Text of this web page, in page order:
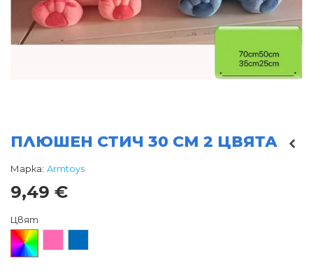
ПЛЮШЕН СТИЧ 30 СМ 2 ЦВЯТА
Марка: Armtoys
9,49 €
Цвят
Произволен/
микс